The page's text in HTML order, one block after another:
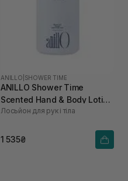
ANILLO SHOWER TIME
ANILLO Shower Time
Scented Hand & Body Lotion
450 мл
Лосьйон для рук і тіла
1 535₴